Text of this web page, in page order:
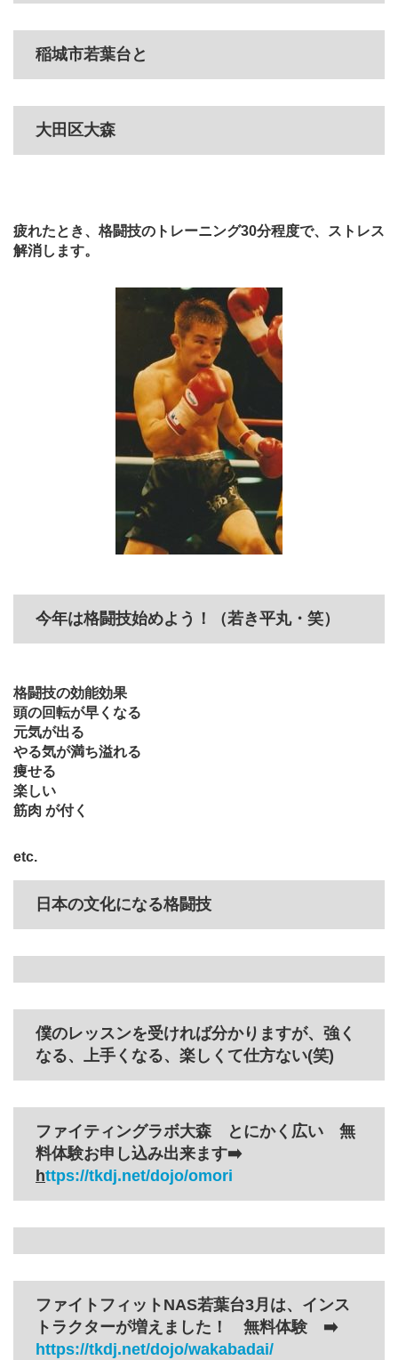
稲城市若葉台と
大田区大森
疲れたとき、格闘技のトレーニング30分程度で、ストレス
解消します。
今年は格闘技始めよう！（若き平丸・笑）
格闘技の効能効果
頭の回転が早くなる
元気が出る
やる気が満ち溢れる
痩せる
楽しい
筋肉 が付く
etc.
日本の文化になる格闘技
僕のレッスンを受ければ分かりますが、強く
なる、上手くなる、楽しくて仕方ない(笑)
ファイティングラボ大森 とにかく広い 無
料体験お申し込み出来ます➡️
https://tkdj.net/dojo/omori
ファイトフィットNAS若葉台3月は、インス
トラクターが増えました！ 無料体験 ➡️
https://tkdj.net/dojo/wakabadai/